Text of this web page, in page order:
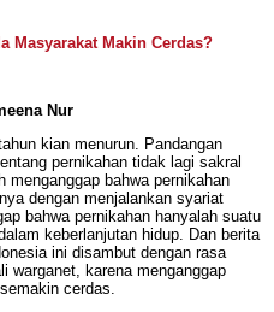
Masyarakat Makin Cerdas?
Nur
kian menurun. Pandangan
pernikahan tidak lagi sakral
menganggap bahwa pernikahan
dengan menjalankan syariat
bahwa pernikahan hanyalah suatu
keberlanjutan hidup. Dan berita
ini disambut dengan rasa
warganet, karena menganggap
cerdas.